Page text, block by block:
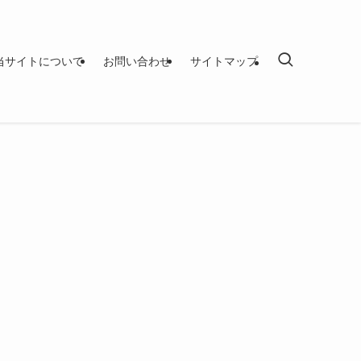
サイトについて お問い合わせ サイトマップ